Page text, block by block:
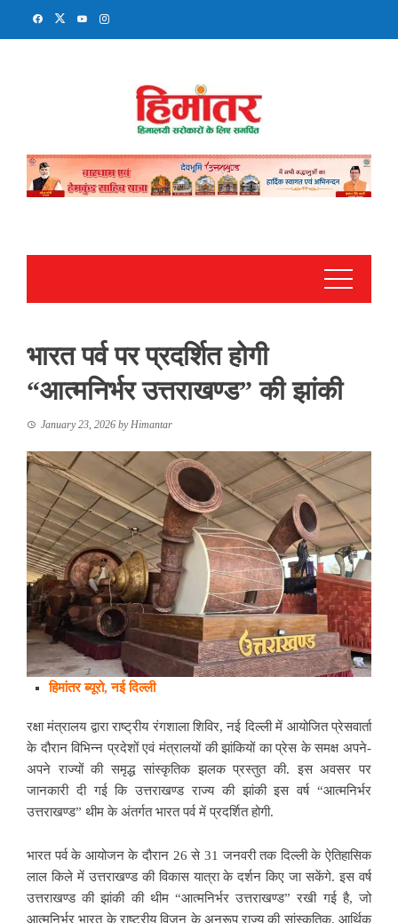
भारत पर्व पर प्रदर्शित होगी
“आत्मनिर्भर उत्तराखण्ड” की झांकी
January 23, 2026 byHimantar
हिमांतर ब्यूरो, नई दिल्ली
रक्षा मंत्रालय द्वारा राष्ट्रीय रंगशाला शिविर, नई दिल्ली में आयोजित प्रेसवार्ता
के दौरान विभिन्न प्रदेशों एवं मंत्रालयों की झांकियों का प्रेस के समक्ष अपने-
अपने राज्यों की समृद्ध सांस्कृतिक झलक प्रस्तुत की. इस अवसर पर
जानकारी दी गई कि उत्तराखण्ड राज्य की झांकी इस वर्ष “आत्मनिर्भर
उत्तराखण्ड” थीम के अंतर्गत भारत पर्व में प्रदर्शित होगी.
भारत पर्व के आयोजन के दौरान 26 से 31 जनवरी तक दिल्ली के ऐतिहासिक
लाल किले में उत्तराखण्ड की विकास यात्रा के दर्शन किए जा सकेंगे. इस वर्ष
उत्तराखण्ड की झांकी की थीम “आत्मनिर्भर उत्तराखण्ड” रखी गई है, जो
आत्मनिर्भर भारत के राष्ट्रीय विजन के अनुरूप राज्य की सांस्कृतिक, आर्थिक